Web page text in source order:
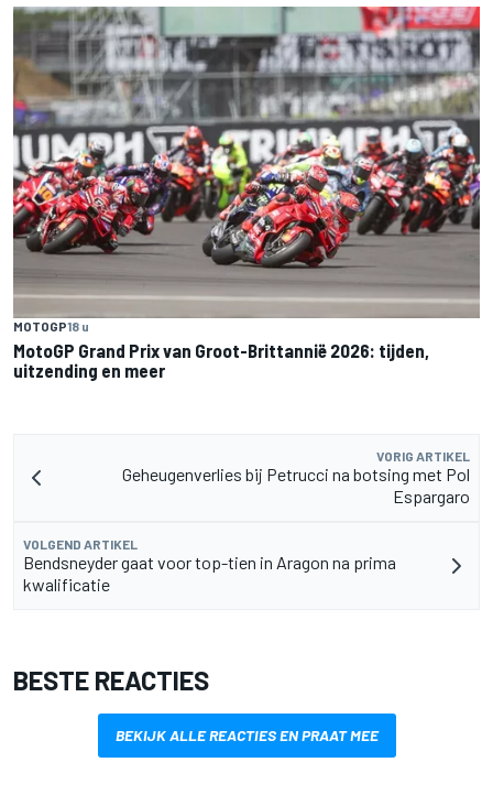
MOTOGP18 u
MotoGP Grand Prix van Groot-Brittannië 2026: tijden,
uitzending en meer
VORIG ARTIKEL
Geheugenverlies bij Petrucci na botsing met Pol
Espargaro
VOLGEND ARTIKEL
Bendsneyder gaat voor top-tien in Aragon na prima
kwalificatie
BESTE REACTIES
BEKIJK ALLE REACTIES EN PRAAT MEE